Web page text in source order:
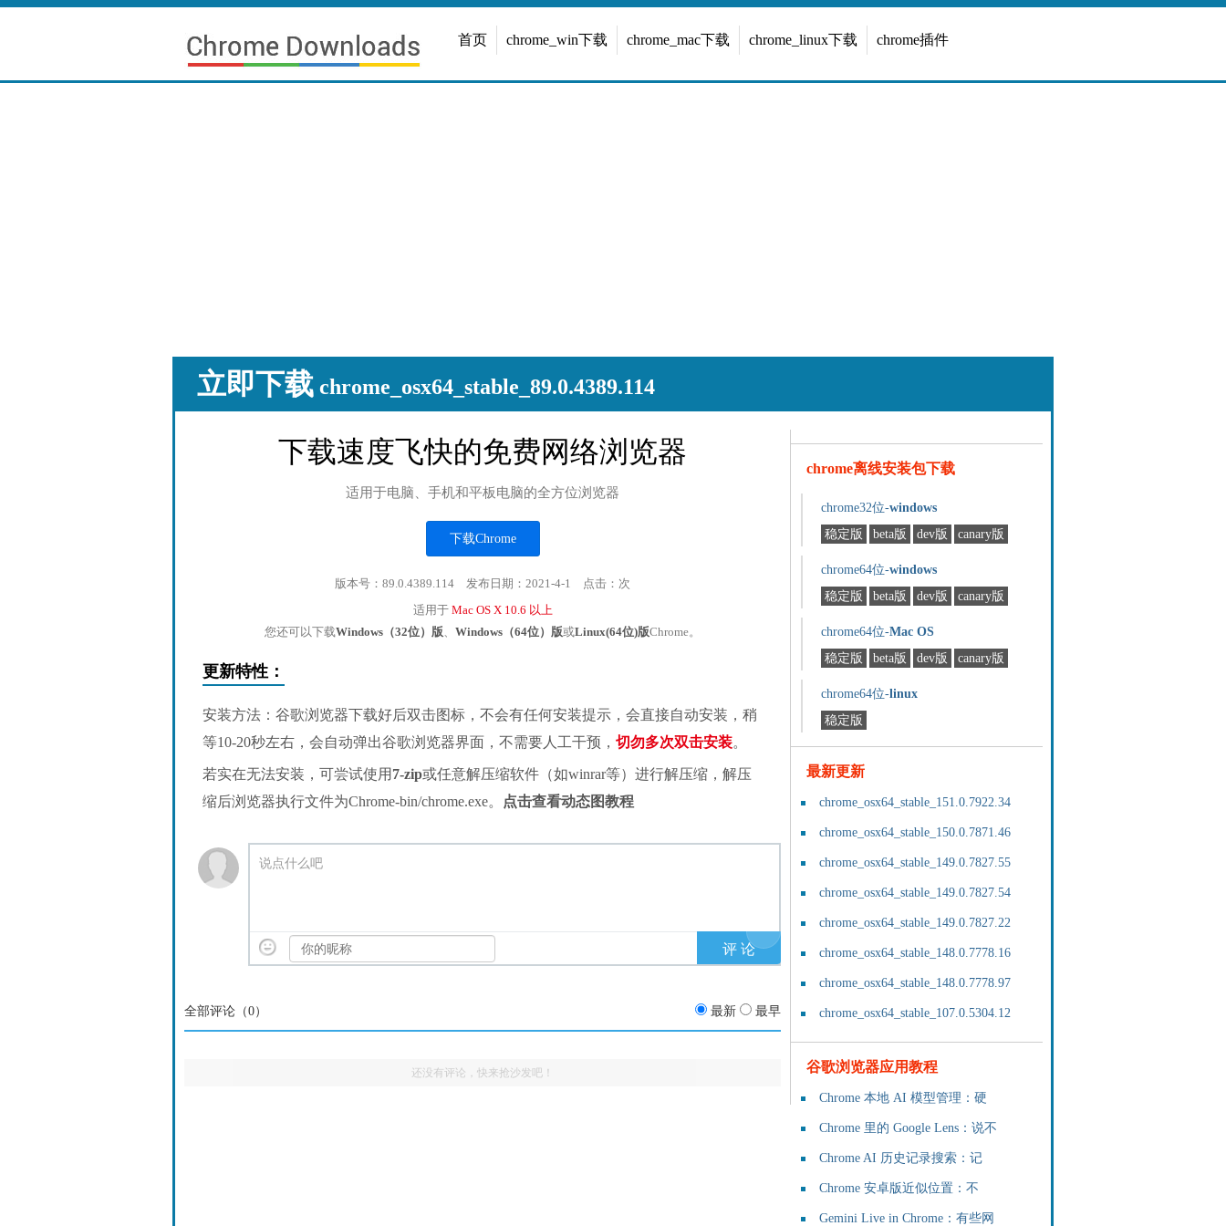
首页 chrome_win下载 chrome_mac下载 chrome_linux下载 chrome插件
立即下载 chrome_osx64_stable_89.0.4389.114
下载速度飞快的免费网络浏览器
适用于电脑、手机和平板电脑的全方位浏览器
下载Chrome
版本号：89.0.4389.114 发布日期：2021-4-1 点击： 次
适用于 Mac OS X 10.6 以上
您还可以下载Windows（32位）版、 Windows（64位）版或Linux(64位)版Chrome。
更新特性：
安装方法：谷歌浏览器下载好后双击图标，不会有任何安装提示，会直接自动安装，稍
等10-20秒左右，会自动弹出谷歌浏览器界面，不需要人工干预， 切勿多次双击安装。
若实在无法安装，可尝试使用 7-zip或任意解压缩软件（如winrar等）进行解压缩，解压
缩后浏览器执行文件为Chrome-bin/chrome.exe。
点击查看动态图教程
说点什么吧
全部评论（0） 最新 最早
还没有评论，快来抢沙发吧！
chrome离线安装包下载
chrome32位-windows
稳定版
beta版 dev版 canary版
chrome64位-windows
稳定版
beta版 dev版 canary版
chrome64位-Mac OS
稳定版
beta版 dev版 canary版
chrome64位-linux
稳定版
最新更新
chrome_osx64_stable_151.0.7922.34
chrome_osx64_stable_150.0.7871.46
chrome_osx64_stable_149.0.7827.55
chrome_osx64_stable_149.0.7827.54
chrome_osx64_stable_149.0.7827.22
chrome_osx64_stable_148.0.7778.16
chrome_osx64_stable_148.0.7778.97
chrome_osx64_stable_107.0.5304.12
谷歌浏览器应用教程
Chrome 本地 AI 模型管理：硬
Chrome 里的 Google Lens：说不
Chrome AI 历史记录搜索：记
Chrome 安卓版近似位置：不
Gemini Live in Chrome：有些网